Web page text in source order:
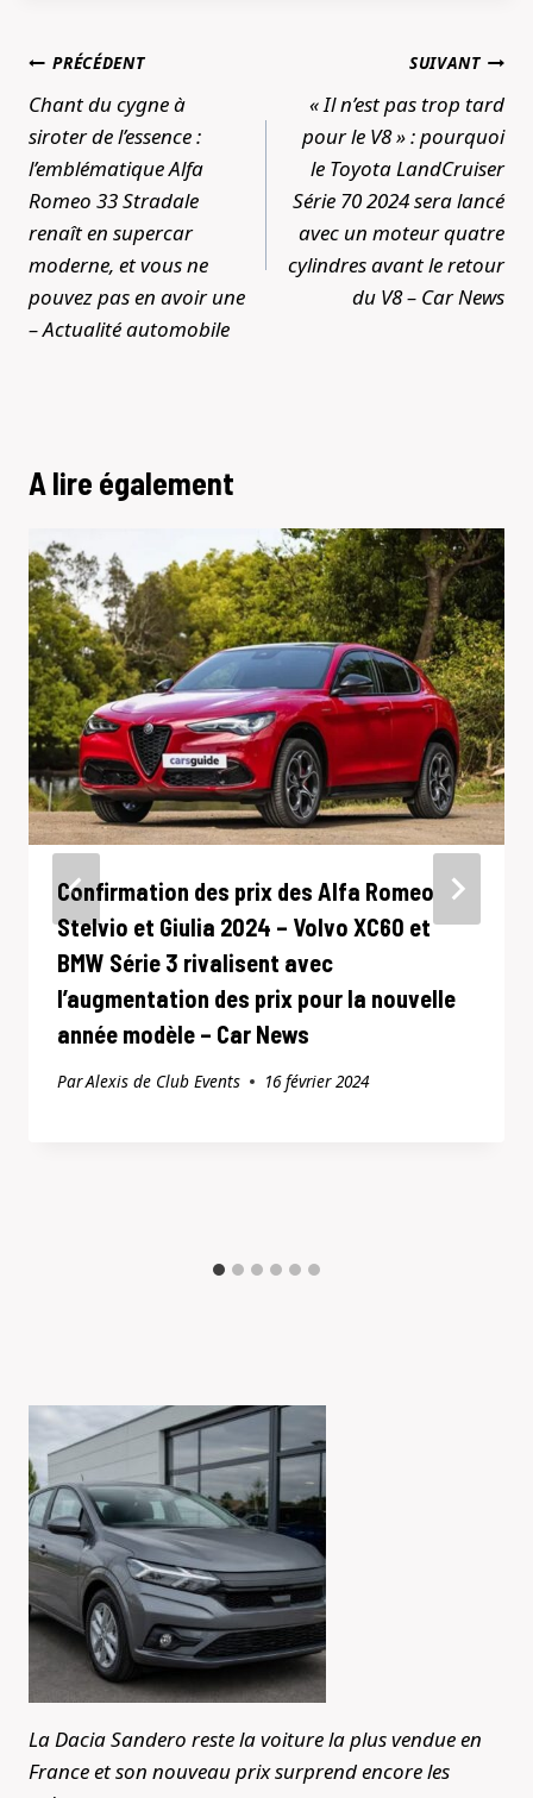
Navigation
de
l’article
PRÉCÉDENT
Chant du cygne à
siroter de l’essence :
l’emblématique Alfa
Romeo 33 Stradale
renaît en supercar
moderne, et vous ne
pouvez pas en avoir une
– Actualité automobile
SUIVANT
« Il n’est pas trop tard
pour le V8 » : pourquoi
le Toyota LandCruiser
Série 70 2024 sera lancé
avec un moteur quatre
cylindres avant le retour
du V8 – Car News
A lire également
Confirmation des prix des Alfa Romeo
Stelvio et Giulia 2024 – Volvo XC60 et
BMW Série 3 rivalisent avec
l’augmentation des prix pour la nouvelle
année modèle – Car News
ParAlexis de Club Events 16 février 2024
La Dacia Sandero reste la voiture la plus vendue en
France et son nouveau prix surprend encore les